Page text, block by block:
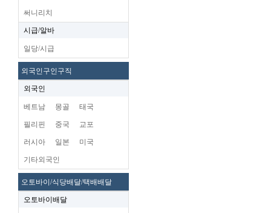
써니리치
시급/알바
일당/시급
외국인구인구직
외국인
베트남 몽골 태국
필리핀 중국 교포
러시아 일본 미국
기타외국인
오토바이/식당배달/택배배달
오토바이배달